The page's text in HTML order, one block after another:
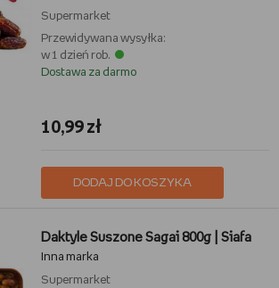
Supermarket
Przewidywana wysyłka:
w 1 dzień rob.
Dostawa za darmo
10,99 zł
DODAJ DO KOSZYKA
Daktyle Suszone Sagai 800g | Siafa
Inna marka
Supermarket